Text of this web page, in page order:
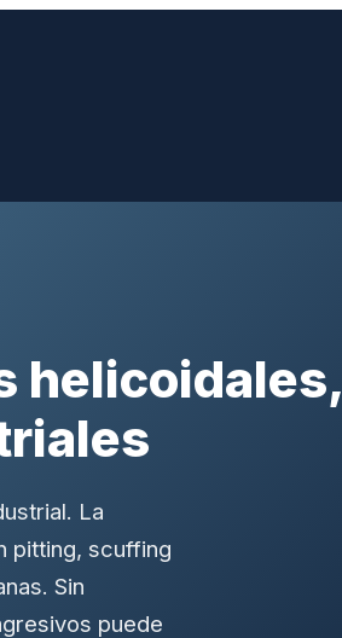
helicoidales,
La
pitting, scuffing
Sin
puede